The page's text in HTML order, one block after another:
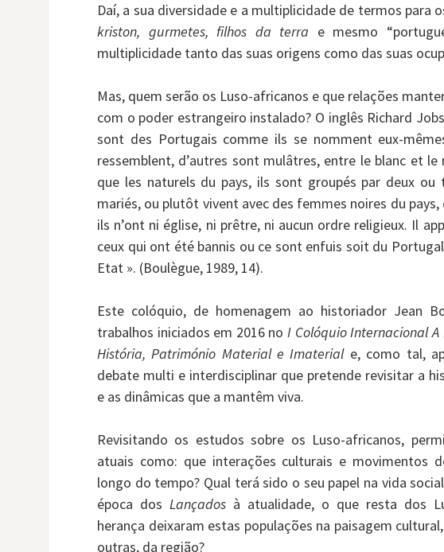
Daí, a sua diversidade e a multiplicidade de termos para
kriston, gurmetes, filhos da terra e mesmo
multiplicidade tanto das suas origens como das suas
Mas, quem serão os Luso-africanos e que relações
com o poder estrangeiro instalado? O inglês Richard
sont des Portugais comme ils se nomment eux-
ressemblent, d’autres sont mulâtres, entre le blanc et
que les naturels du pays, ils sont groupés par deux
mariés, ou plutôt vivent avec des femmes noires du
ils n’ont ni église, ni prêtre, ni aucun ordre religieux. Il
ceux qui ont été bannis ou ce sont enfuis soit du
Etat ». (Boulègue, 1989, 14).
Este colóquio, de homenagem ao historiador Jean
trabalhos iniciados em 2016 noI Colóquio Internacional
História, Património Material e Imateriale, como tal,
debate multi e interdisciplinar que pretende revisitar a
e as dinâmicas que a mantêm viva.
Revisitando os estudos sobre os Luso-africanos,
atuais como: que interações culturais e movimentos
longo do tempo? Qual terá sido o seu papel na vida
época dos Lançadosà atualidade, o que resta dos
herança deixaram estas populações na paisagem
outras, da região?